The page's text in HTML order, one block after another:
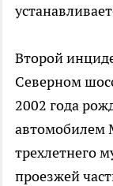
Второй
Северном
2002 года
автомобилем
трехлетнего
проезжей